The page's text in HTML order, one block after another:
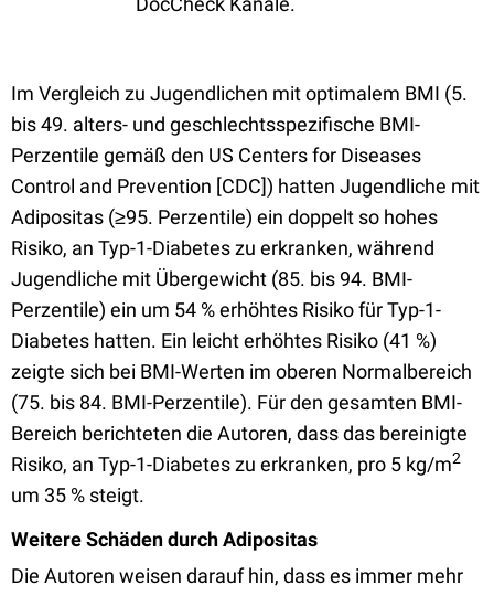
Im Vergleich zu Jugendlichen mit optimalem BMI (5.
bis 49. alters- und geschlechtsspezifische BMI-
Perzentile gemäß den US Centers for Diseases
Control and Prevention [CDC]) hatten Jugendliche mit
Adipositas (≥95. Perzentile) ein doppelt so hohes
Risiko, an Typ-1-Diabetes zu erkranken, während
Jugendliche mit Übergewicht (85. bis 94. BMI-
Perzentile) ein um 54 % erhöhtes Risiko für Typ-1-
Diabetes hatten. Ein leicht erhöhtes Risiko (41 %)
zeigte sich bei BMI-Werten im oberen Normalbereich
(75. bis 84. BMI-Perzentile). Für den gesamten BMI-
Bereich berichteten die Autoren, dass das bereinigte
Risiko, an Typ-1-Diabetes zu erkranken, pro 5 kg/m2
um 35 % steigt.
Weitere Schäden durch Adipositas
Die Autoren weisen darauf hin, dass es immer mehr